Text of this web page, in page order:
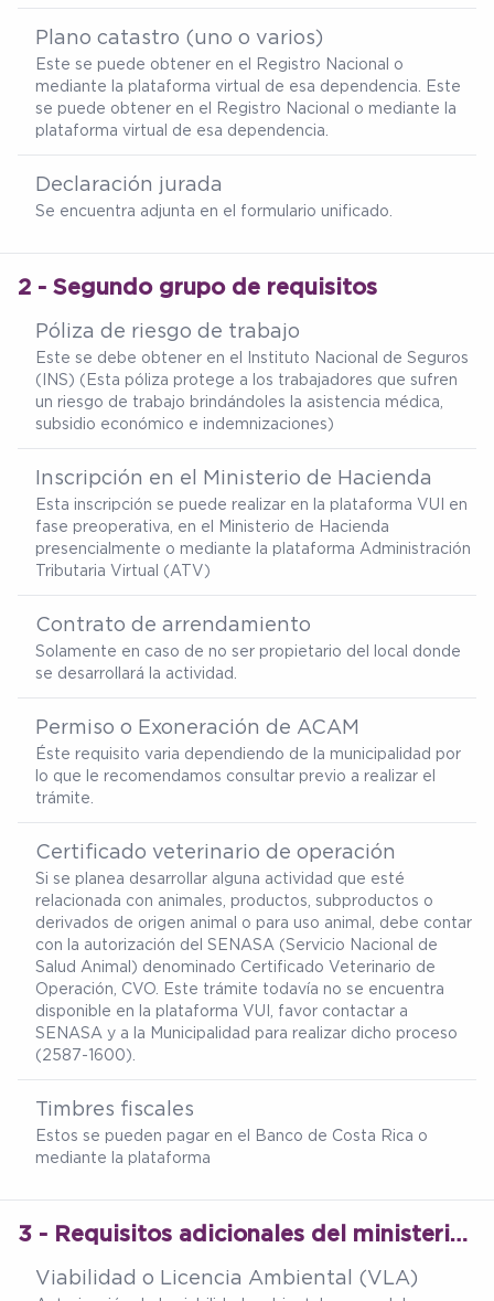
Plano catastro (uno o varios)
Este se puede obtener en el Registro Nacional o
mediante la plataforma virtual de esa dependencia. Este
se puede obtener en el Registro Nacional o mediante la
plataforma virtual de esa dependencia.
Declaración jurada
Se encuentra adjunta en el formulario unificado.
2 - Segundo grupo de requisitos
Póliza de riesgo de trabajo
Este se debe obtener en el Instituto Nacional de Seguros
(INS) (Esta póliza protege a los trabajadores que sufren
un riesgo de trabajo brindándoles la asistencia médica,
subsidio económico e indemnizaciones)
Inscripción en el Ministerio de Hacienda
Esta inscripción se puede realizar en la plataforma VUI en
fase preoperativa, en el Ministerio de Hacienda
presencialmente o mediante la plataforma Administración
Tributaria Virtual (ATV)
Contrato de arrendamiento
Solamente en caso de no ser propietario del local donde
se desarrollará la actividad.
Permiso o Exoneración de ACAM
Éste requisito varia dependiendo de la municipalidad por
lo que le recomendamos consultar previo a realizar el
trámite.
Certificado veterinario de operación
Si se planea desarrollar alguna actividad que esté
relacionada con animales, productos, subproductos o
derivados de origen animal o para uso animal, debe contar
con la autorización del SENASA (Servicio Nacional de
Salud Animal) denominado Certificado Veterinario de
Operación, CVO. Este trámite todavía no se encuentra
disponible en la plataforma VUI, favor contactar a
SENASA y a la Municipalidad para realizar dicho proceso
(2587-1600).
Timbres fiscales
Estos se pueden pagar en el Banco de Costa Rica o
mediante la plataforma
3 - Requisitos adicionales del ministerio de salud
Viabilidad o Licencia Ambiental (VLA)